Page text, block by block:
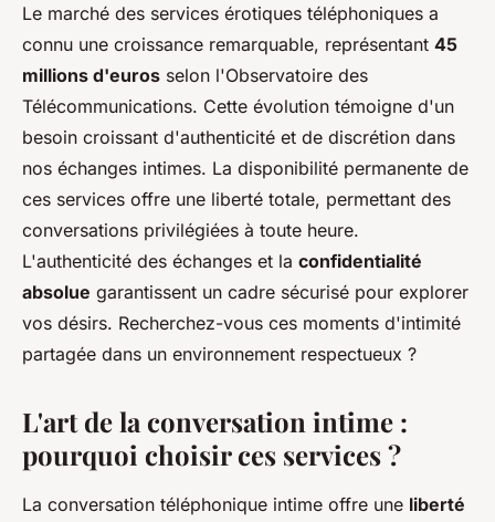
Le marché des services érotiques téléphoniques a
connu une croissance remarquable, représentant 45
millions d'euros selon l'Observatoire des
Télécommunications. Cette évolution témoigne d'un
besoin croissant d'authenticité et de discrétion dans
nos échanges intimes. La disponibilité permanente de
ces services offre une liberté totale, permettant des
conversations privilégiées à toute heure.
L'authenticité des échanges et la confidentialité
absolue garantissent un cadre sécurisé pour explorer
vos désirs. Recherchez-vous ces moments d'intimité
partagée dans un environnement respectueux ?
L'art de la conversation intime :
pourquoi choisir ces services ?
La conversation téléphonique intime offre une liberté